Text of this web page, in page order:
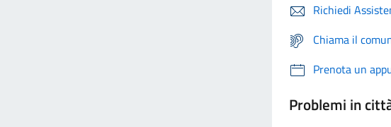
Richiedi
Chiama il
Prenota un
Problemi in